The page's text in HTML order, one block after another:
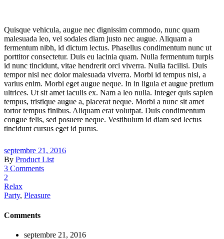
Quisque vehicula, augue nec dignissim commodo, nunc quam
malesuada leo, vel sodales diam justo nec augue. Aliquam a
fermentum nibh, id dictum lectus. Phasellus condimentum nunc ut
porttitor consectetur. Duis eu lacinia quam. Nulla fermentum turpis
id nunc tincidunt, vitae hendrerit orci viverra. Nulla facilisi. Duis
tempor nisl nec dolor malesuada viverra. Morbi id tempus nisi, a
varius enim. Morbi eget augue neque. In in ligula et augue pretium
ultrices. Ut sit amet iaculis ex. Nam a leo nulla. Integer quis sapien
tempus, tristique augue a, placerat neque. Morbi a nunc sit amet
tortor tempus finibus. Aliquam erat volutpat. Duis condimentum
congue felis, sed posuere neque. Vestibulum id diam sed lectus
tincidunt cursus eget id purus.
septembre 21, 2016
By Product List
3 Comments
2
Relax
Party, Pleasure
Comments
septembre 21, 2016